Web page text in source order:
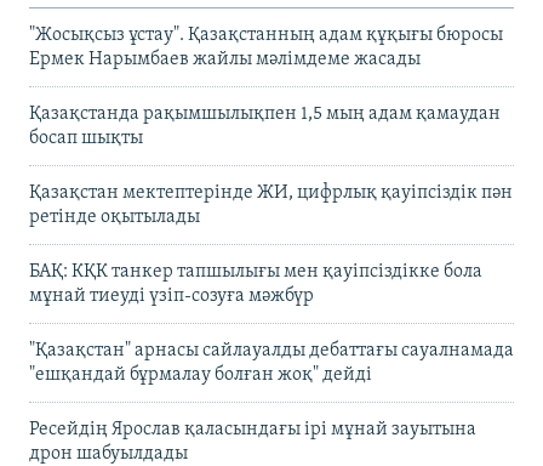
"Жосықсыз ұстау". Қазақстанның адам құқығы бюросы
Ермек Нарымбаев жайлы мәлімдеме жасады
Қазақстанда рақымшылықпен 1,5 мың адам қамаудан
босап шықты
Қазақстан мектептерінде ЖИ, цифрлық қауіпсіздік пән
ретінде оқытылады
БАҚ: КҚК танкер тапшылығы мен қауіпсіздікке бола
мұнай тиеуді үзіп-созуға мәжбүр
"Қазақстан" арнасы сайлауалды дебаттағы сауалнамада
"ешқандай бұрмалау болған жоқ" дейді
Ресейдің Ярослав қаласындағы ірі мұнай зауытына
дрон шабуылдады